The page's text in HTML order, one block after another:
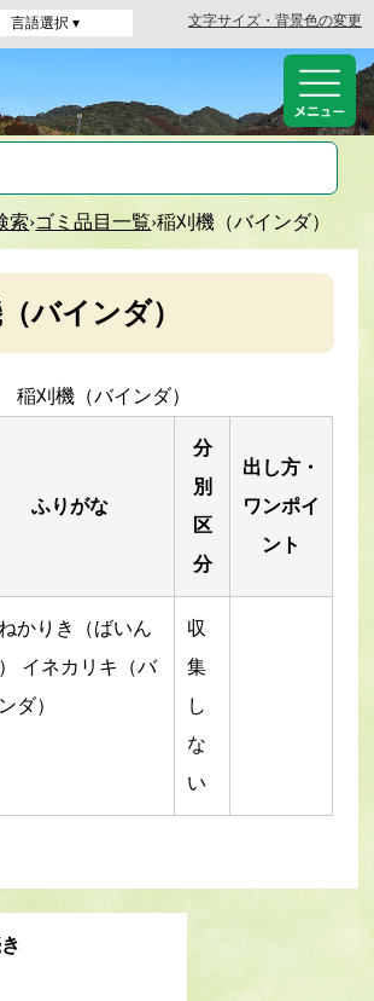
言語選択 ▾ 文字サイズ・背景色の変更
索›ゴミ品目一覧›稲刈機（バインダ）
バインダ）
稲刈機（バインダ）
ふりがな
分
別
区
分
出し方・
ワンポイ
ント
かりき（ばいん
イネカリキ（バ
ダ）
収
集
し
な
い